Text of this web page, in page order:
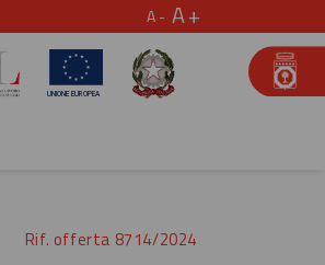
A A
Rif. offerta 8714/2024